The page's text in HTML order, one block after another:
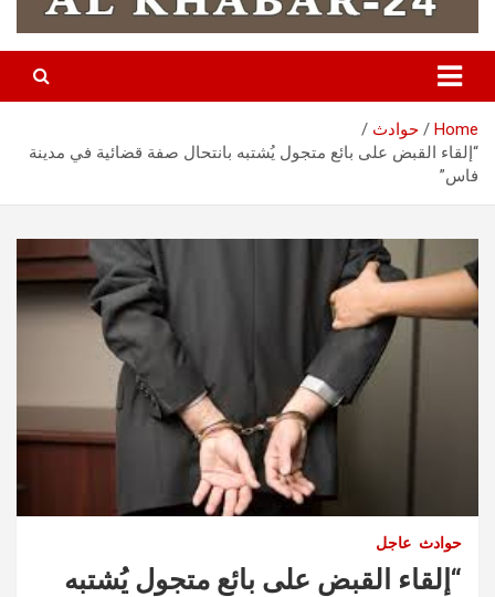
Home
حوادث
“إلقاء القبض على بائع متجول يُشتبه بانتحال صفة قضائية في مدينة
فاس”
حوادث عاجل
“إلقاء القبض على بائع متجول يُشتبه